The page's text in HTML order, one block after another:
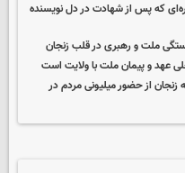
که پس از شهادت در دل نویسنده
ملت و رهبری در قلب زنجان
عهد و پیمان ملت با ولایت است
از حضور میلیونی مردم در